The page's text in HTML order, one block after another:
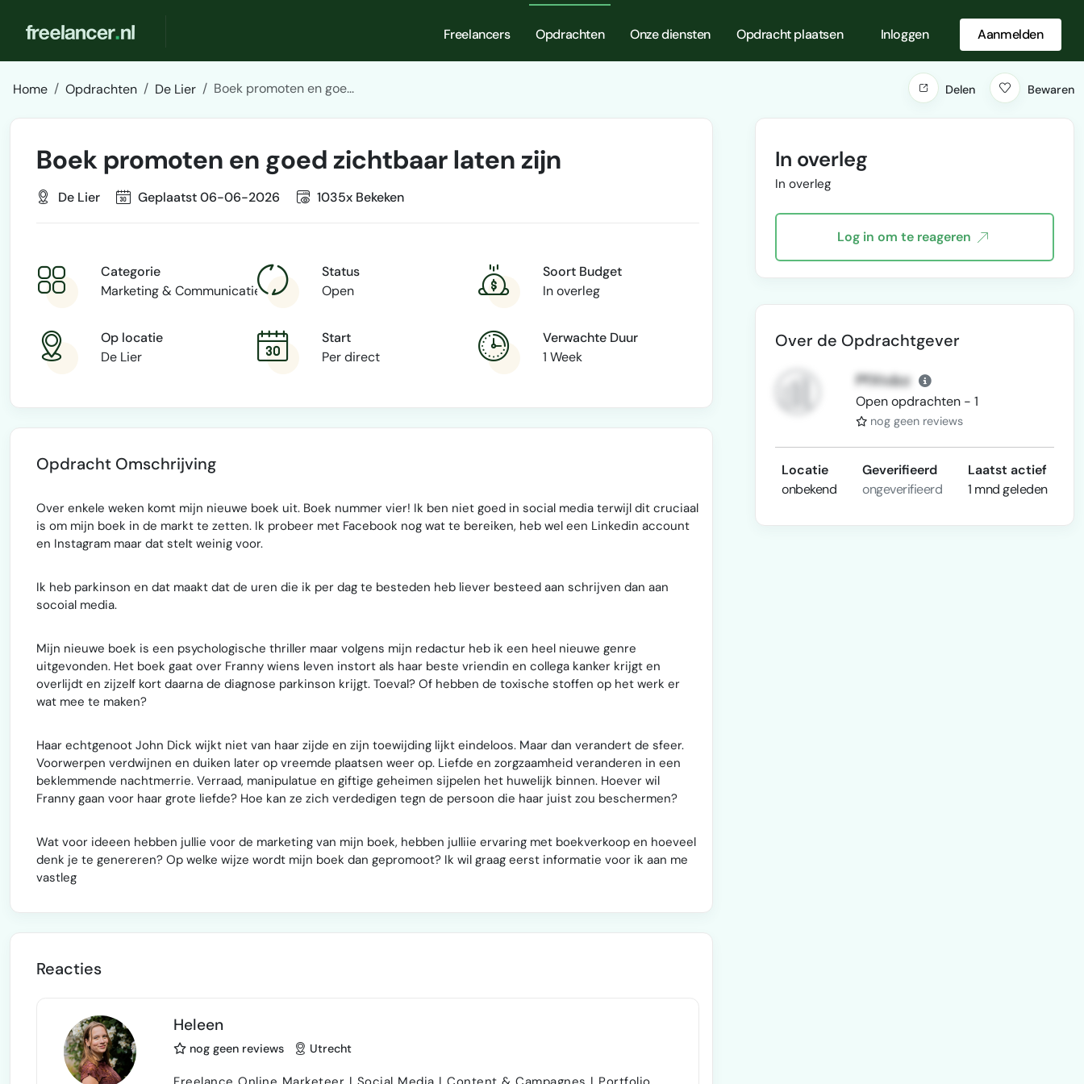
Freelancers Opdrachten Onze diensten Opdracht plaatsen Inloggen Aanmelden
Home Opdrachten De Lier Boek promoten en goe... Delen Bewaren
Boek promoten en goed zichtbaar laten zijn
De Lier Geplaatst 06-06-2026 1035x Bekeken
Categorie
Marketing & Communicatie
Status
Open
Soort Budget
In overleg
Op locatie
De Lier
Start
Per direct
Verwachte Duur
1 Week
Opdracht Omschrijving
Over enkele weken komt mijn nieuwe boek uit. Boek nummer vier! Ik ben niet goed in social media terwijl dit cruciaal
is om mijn boek in de markt te zetten. Ik probeer met Facebook nog wat te bereiken, heb wel een Linkedin account
en Instagram maar dat stelt weinig voor.
Ik heb parkinson en dat maakt dat de uren die ik per dag te besteden heb liever besteed aan schrijven dan aan
socoial media.
Mijn nieuwe boek is een psychologische thriller maar volgens mijn redactur heb ik een heel nieuwe genre
uitgevonden. Het boek gaat over Franny wiens leven instort als haar beste vriendin en collega kanker krijgt en
overlijdt en zijzelf kort daarna de diagnose parkinson krijgt. Toeval? Of hebben de toxische stoffen op het werk er
wat mee te maken?
Haar echtgenoot John Dick wijkt niet van haar zijde en zijn toewijding lijkt eindeloos. Maar dan verandert de sfeer.
Voorwerpen verdwijnen en duiken later op vreemde plaatsen weer op. Liefde en zorgzaamheid veranderen in een
beklemmende nachtmerrie. Verraad, manipulatue en giftige geheimen sijpelen het huwelijk binnen. Hoever wil
Franny gaan voor haar grote liefde? Hoe kan ze zich verdedigen tegn de persoon die haar juist zou beschermen?
Wat voor ideeen hebben jullie voor de marketing van mijn boek, hebben julliie ervaring met boekverkoop en hoeveel
denk je te genereren? Op welke wijze wordt mijn boek dan gepromoot? Ik wil graag eerst informatie voor ik aan me
vastleg
Reacties
Heleen
nog geen reviews Utrecht
In overleg
In overleg
Log in om te reageren
Over de Opdrachtgever
PfXtdzz
Open opdrachten - 1
nog geen reviews
Locatie
onbekend
Geverifieerd
ongeverifieerd
Laatst actief
1 mnd geleden